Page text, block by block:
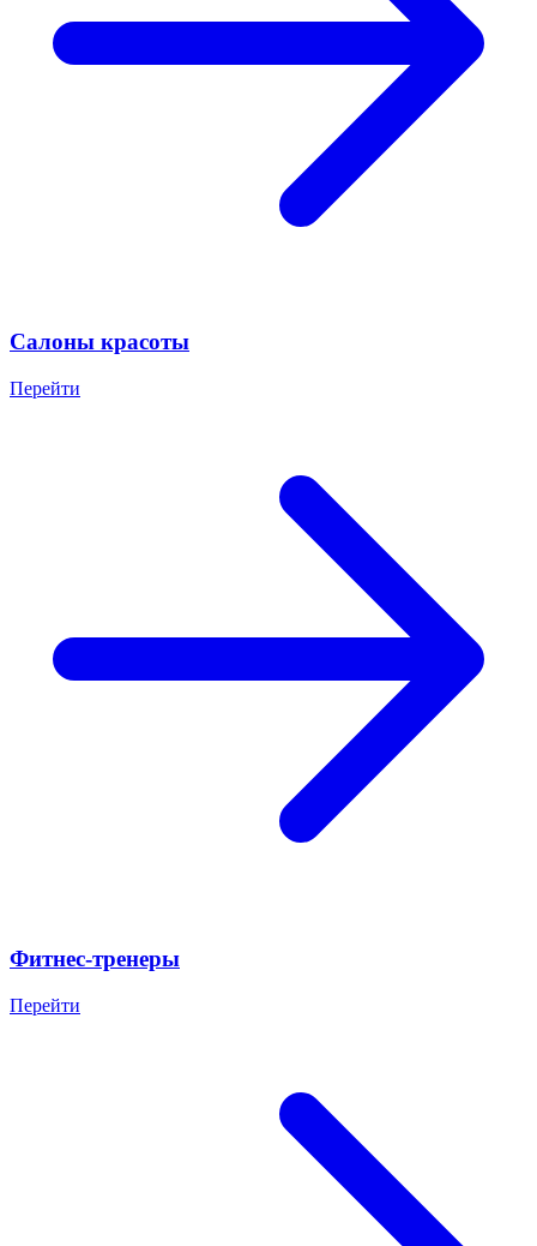
Салоны красоты
Перейти
Фитнес-тренеры
Перейти